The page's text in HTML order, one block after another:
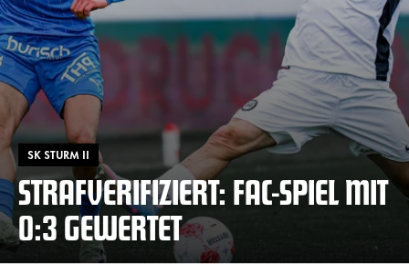
SK STURM II
STRAFVERIFIZIERT: FAC-SPIEL MIT
0:3 GEWERTET